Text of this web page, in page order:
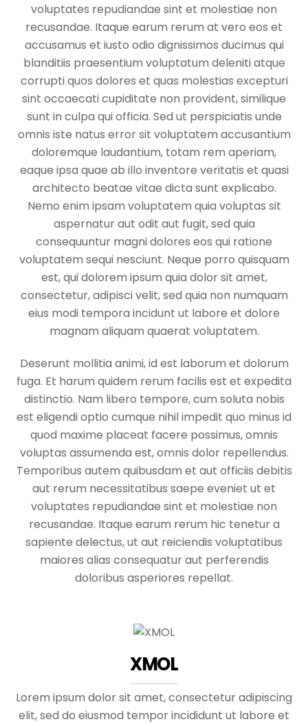
voluptates repudiandae sint et molestiae non
recusandae. Itaque earum rerum at vero eos et
accusamus et iusto odio dignissimos ducimus qui
blanditiis praesentium voluptatum deleniti atque
corrupti quos dolores et quas molestias excepturi
sint occaecati cupiditate non provident, similique
sunt in culpa qui officia. Sed ut perspiciatis unde
omnis iste natus error sit voluptatem accusantium
doloremque laudantium, totam rem aperiam,
eaque ipsa quae ab illo inventore veritatis et quasi
architecto beatae vitae dicta sunt explicabo.
Nemo enim ipsam voluptatem quia voluptas sit
aspernatur aut odit aut fugit, sed quia
consequuntur magni dolores eos qui ratione
voluptatem sequi nesciunt. Neque porro quisquam
est, qui dolorem ipsum quia dolor sit amet,
consectetur, adipisci velit, sed quia non numquam
eius modi tempora incidunt ut labore et dolore
magnam aliquam quaerat voluptatem.
Deserunt mollitia animi, id est laborum et dolorum
fuga. Et harum quidem rerum facilis est et expedita
distinctio. Nam libero tempore, cum soluta nobis
est eligendi optio cumque nihil impedit quo minus id
quod maxime placeat facere possimus, omnis
voluptas assumenda est, omnis dolor repellendus.
Temporibus autem quibusdam et aut officiis debitis
aut rerum necessitatibus saepe eveniet ut et
voluptates repudiandae sint et molestiae non
recusandae. Itaque earum rerum hic tenetur a
sapiente delectus, ut aut reiciendis voluptatibus
maiores alias consequatur aut perferendis
doloribus asperiores repellat.
XMOL
Lorem ipsum dolor sit amet, consectetur adipiscing
elit, sed do eiusmod tempor incididunt ut labore et